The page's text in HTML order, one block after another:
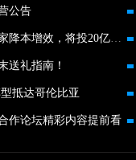
公告
支付宝车生活：公私域联动助力商家降本增效，将投20亿流量加持
送礼指南！
抵达哥伦比亚
作论坛精彩内容提前看